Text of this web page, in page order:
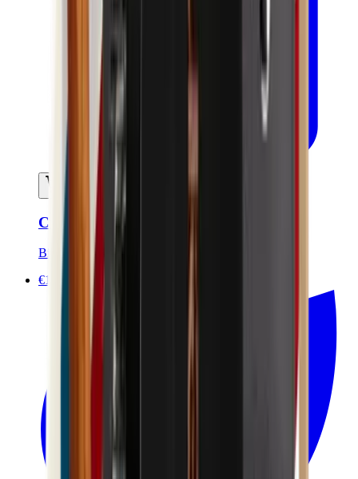
Ajouter au panier
Crème à raser certifié bio - 120ml
Bivouak
€10.00